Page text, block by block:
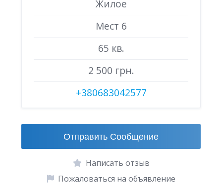
Жилое
Мест 6
65 кв.
2 500 грн.
+380683042577
Отправить Сообщение
Написать отзыв
Пожаловаться на объявление